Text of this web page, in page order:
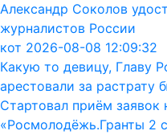
Александр Соколов
журналистов России
кот 2026-08-08 12:09:32
Какую то девицу, Главу
арестовали за растрату
Стартовал приём заявок
«Росмолодёжь.Гранты 2